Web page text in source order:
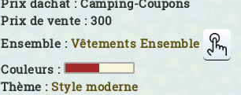
Prix dachat : Camping-Coupons
Prix de vente : 300
Ensemble : Vêtements Ensemble
Couleurs :
Thème : Style moderne